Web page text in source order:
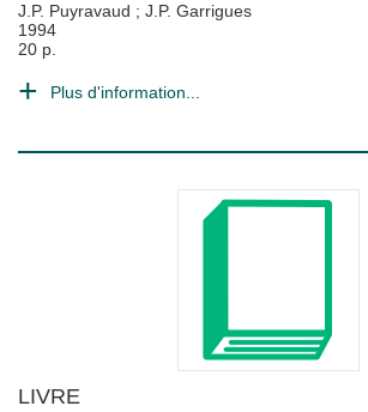
J.P. Puyravaud ; J.P. Garrigues
1994
20 p.
Plus d'information...
LIVRE